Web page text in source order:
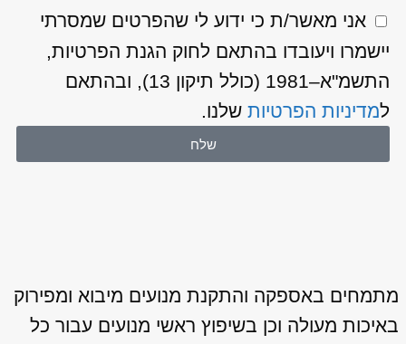
אני מאשר/ת כי ידוע לי שהפרטים שמסרתי
יישמרו ויעובדו בהתאם לחוק הגנת הפרטיות,
התשמ"א–1981 (כולל תיקון 13), ובהתאם
למדיניות הפרטיותשלנו.
שלח
מתמחים באספקה והתקנת מנועים מיבוא ומפירוק
באיכות מעולה וכן בשיפוץ ראשי מנועים עבור כל